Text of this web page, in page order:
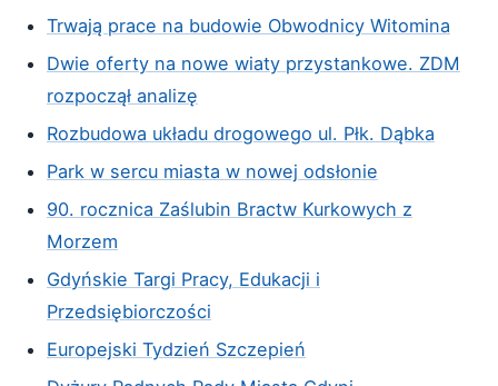
Trwają prace na budowie Obwodnicy Witomina
Dwie oferty na nowe wiaty przystankowe. ZDM
rozpoczął analizę
Rozbudowa układu drogowego ul. Płk. Dąbka
Park w sercu miasta w nowej odsłonie
90. rocznica Zaślubin Bractw Kurkowych z
Morzem
Gdyńskie Targi Pracy, Edukacji i
Przedsiębiorczości
Europejski Tydzień Szczepień